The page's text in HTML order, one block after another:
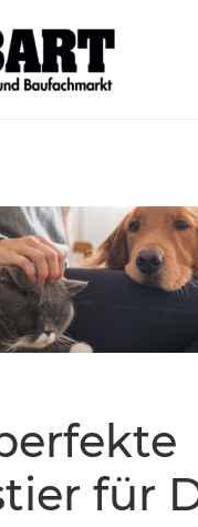
für